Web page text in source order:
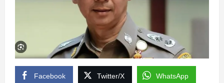
Facebook Twitter/X WhatsApp